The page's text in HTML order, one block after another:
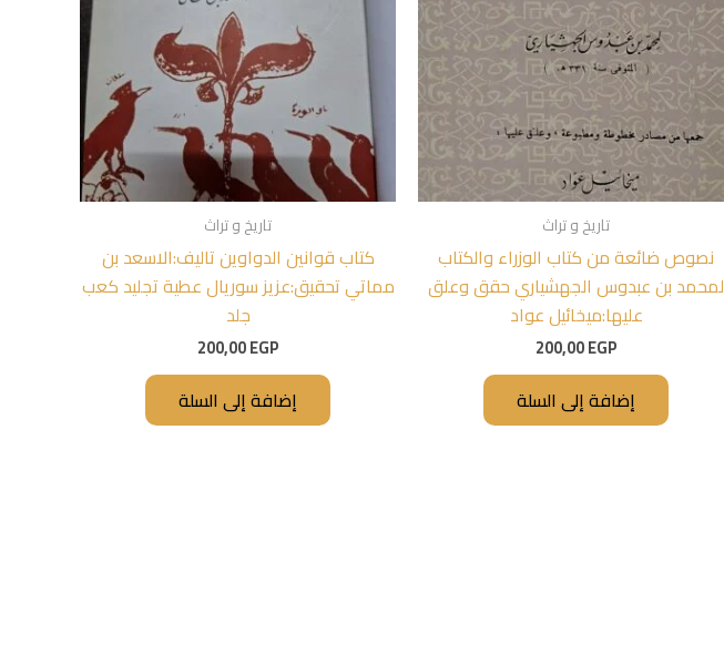
تاريخ و تراث
نصوص ضائعة من كتاب الوزراء والكتاب
لمحمد بن عبدوس الجهشياري حقق وعلق
عليها:ميخائيل عواد
200,00EGP
إضافة إلى السلة
تاريخ و تراث
كتاب قوانين الدواوين تاليف:الاسعد بن
مماتي تحقيق:عزيز سوريال عطية تجليد كعب
جلد
200,00EGP
إضافة إلى السلة